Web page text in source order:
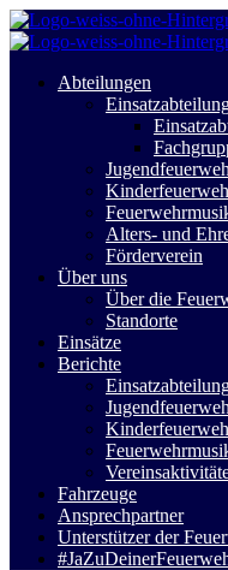
Abteilungen
Alters- und
Förderverein
Über uns
Über die
Standorte
Einsätze
Berichte
Fahrzeuge
Ansprechpartner
Unterstützer der